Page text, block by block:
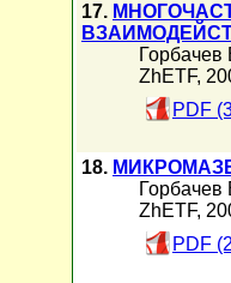
17.
Горбачев
ZhETF,
PDF
18.
Горбачев
ZhETF,
PDF